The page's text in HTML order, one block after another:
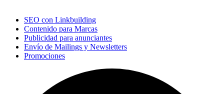
SEO con Linkbuilding
Contenido para Marcas
Publicidad para anunciantes
Envío de Mailings y Newsletters
Promociones